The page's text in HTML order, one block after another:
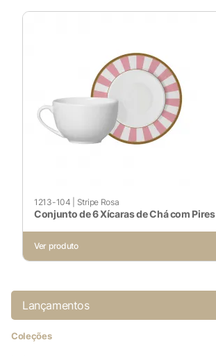
Lançamentos
Coleções
1213-104 Stripe Rosa
Conjunto de 6 Xícaras de Chá com Pires
Ver produto